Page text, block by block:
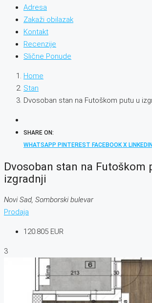
Adresa
Zakaži obilazak
Kontakt
Recenzije
Slične Ponude
Home
Stan
Dvosoban stan na Futoškom putu u
SHARE ON:
WHATSAPP PINTEREST FACEBOOK X LINKEDIN
Dvosoban stan na Futoškom
izgradnji
Novi Sad, Somborski bulevar
Prodaja
120.805 EUR
3